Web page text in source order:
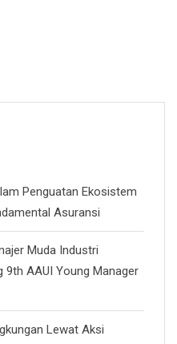
Penguatan Ekosistem
Asuransi
Muda Industri
AAUI Young Manager
Lewat Aksi